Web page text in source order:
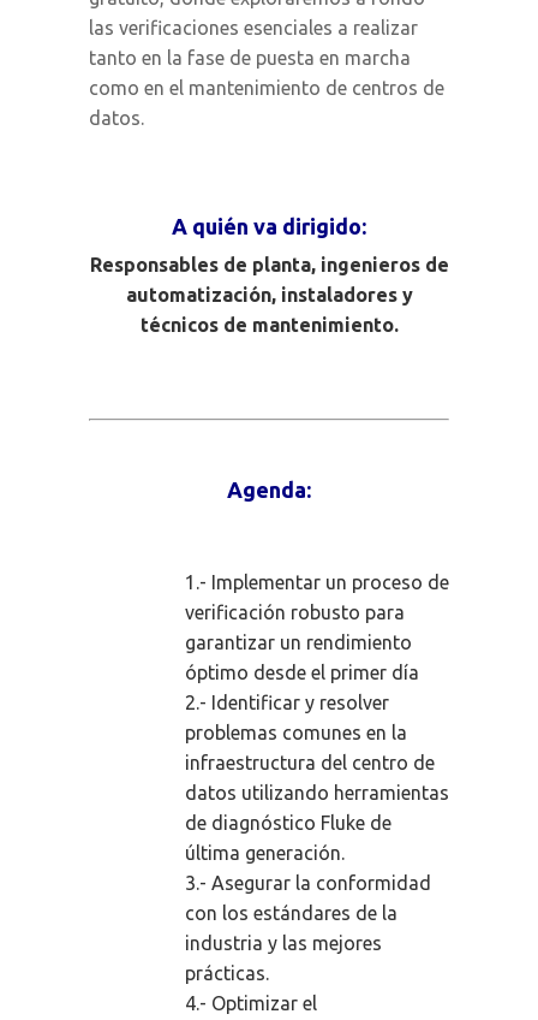
las verificaciones esenciales a realizar
tanto en la fase de puesta en marcha
como en el mantenimiento de centros de
datos.
A quién va dirigido:
Responsables de planta, ingenieros de
automatización, instaladores y
técnicos de mantenimiento.
Agenda:
1.- Implementar un proceso de
verificación robusto para
garantizar un rendimiento
óptimo desde el primer día
2.- Identificar y resolver
problemas comunes en la
infraestructura del centro de
datos utilizando herramientas
de diagnóstico Fluke de
última generación.
3.- Asegurar la conformidad
con los estándares de la
industria y las mejores
prácticas.
4.- Optimizar el